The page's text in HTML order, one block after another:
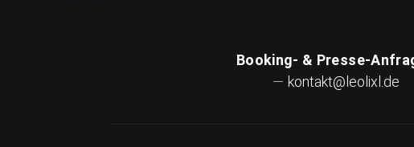
Booking- & Presse-
kontakt@leolixl.de